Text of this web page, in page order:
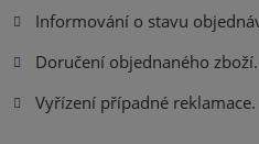
Informování o stavu
Doručení objednaného zboží.
Vyřízení případné reklamace.